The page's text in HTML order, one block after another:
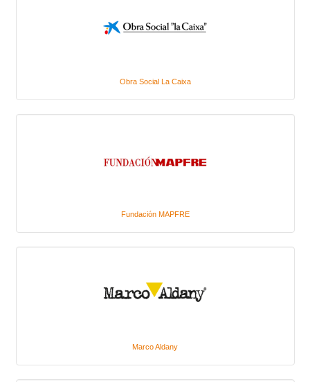
Obra Social La Caixa
Fundación MAPFRE
Marco Aldany